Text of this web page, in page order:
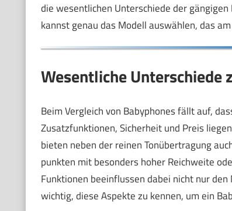
die wesentlichen Unterschiede der
kannst genau das Modell auswählen, das
Wesentliche Unterschiede
Beim Vergleich von Babyphones fällt auf,
Zusatzfunktionen, Sicherheit und Preis
bieten neben der reinen Tonübertragung
punkten mit besonders hoher Reichweite
Funktionen beeinflussen dabei nicht nur
wichtig, diese Aspekte zu kennen, um ein